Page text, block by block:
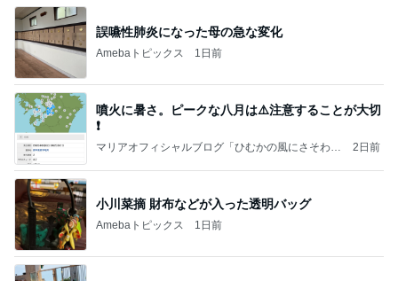
誤嚥性肺炎になった母の急な変化
Amebaトピックス 1日前
噴火に暑さ。ピークな八月は⚠️注意することが大切
❗️
マリアオフィシャルブログ「ひむかの風にさそわれ
2日前
小川菜摘 財布などが入った透明バッグ
Amebaトピックス 1日前